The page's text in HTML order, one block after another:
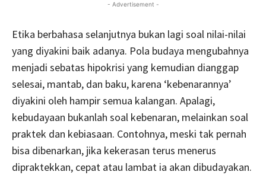
- Advertisement -
Etika berbahasa selanjutnya bukan lagi soal nilai-nilai
yang diyakini baik adanya. Pola budaya mengubahnya
menjadi sebatas hipokrisi yang kemudian dianggap
selesai, mantab, dan baku, karena ‘kebenarannya’
diyakini oleh hampir semua kalangan. Apalagi,
kebudayaan bukanlah soal kebenaran, melainkan soal
praktek dan kebiasaan. Contohnya, meski tak pernah
bisa dibenarkan, jika kekerasan terus menerus
dipraktekkan, cepat atau lambat ia akan dibudayakan.